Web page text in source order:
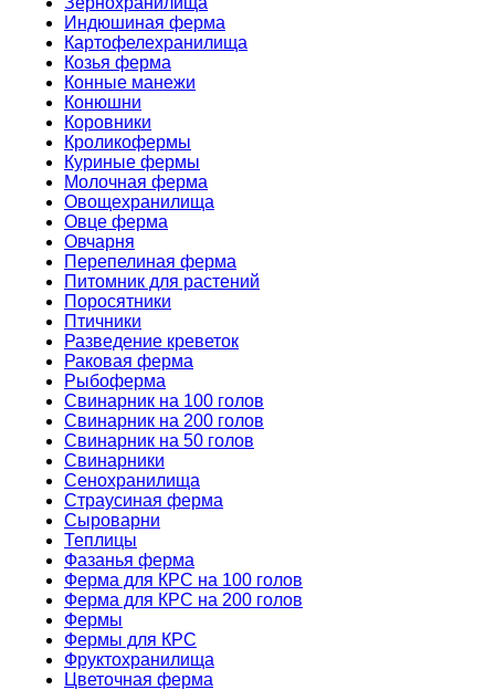
Индюшиная ферма
Картофелехранилища
Козья ферма
Конные манежи
Конюшни
Коровники
Кроликофермы
Куриные фермы
Молочная ферма
Овощехранилища
Овце ферма
Овчарня
Перепелиная ферма
Питомник для растений
Поросятники
Птичники
Разведение креветок
Раковая ферма
Рыбоферма
Свинарник на 100 голов
Свинарник на 200 голов
Свинарник на 50 голов
Свинарники
Сенохранилища
Страусиная ферма
Сыроварни
Теплицы
Фазанья ферма
Ферма для КРС на 100 голов
Ферма для КРС на 200 голов
Фермы
Фермы для КРС
Фруктохранилища
Цветочная ферма